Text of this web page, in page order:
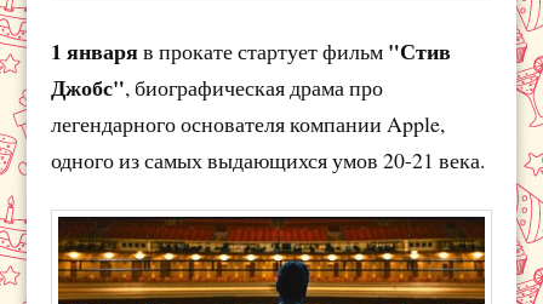
1 январяв прокате стартует фильм "Стив
Джобс", биографическая драма про
легендарного основателя компании Apple,
одного из самых выдающихся умов 20-21 века.